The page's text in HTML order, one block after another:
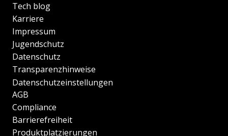
Tech blog
Karriere
Impressum
Jugendschutz
Datenschutz
Transparenzhinweise
Datenschutzeinstellungen
AGB
Compliance
Barrierefreiheit
Produktplatzierungen